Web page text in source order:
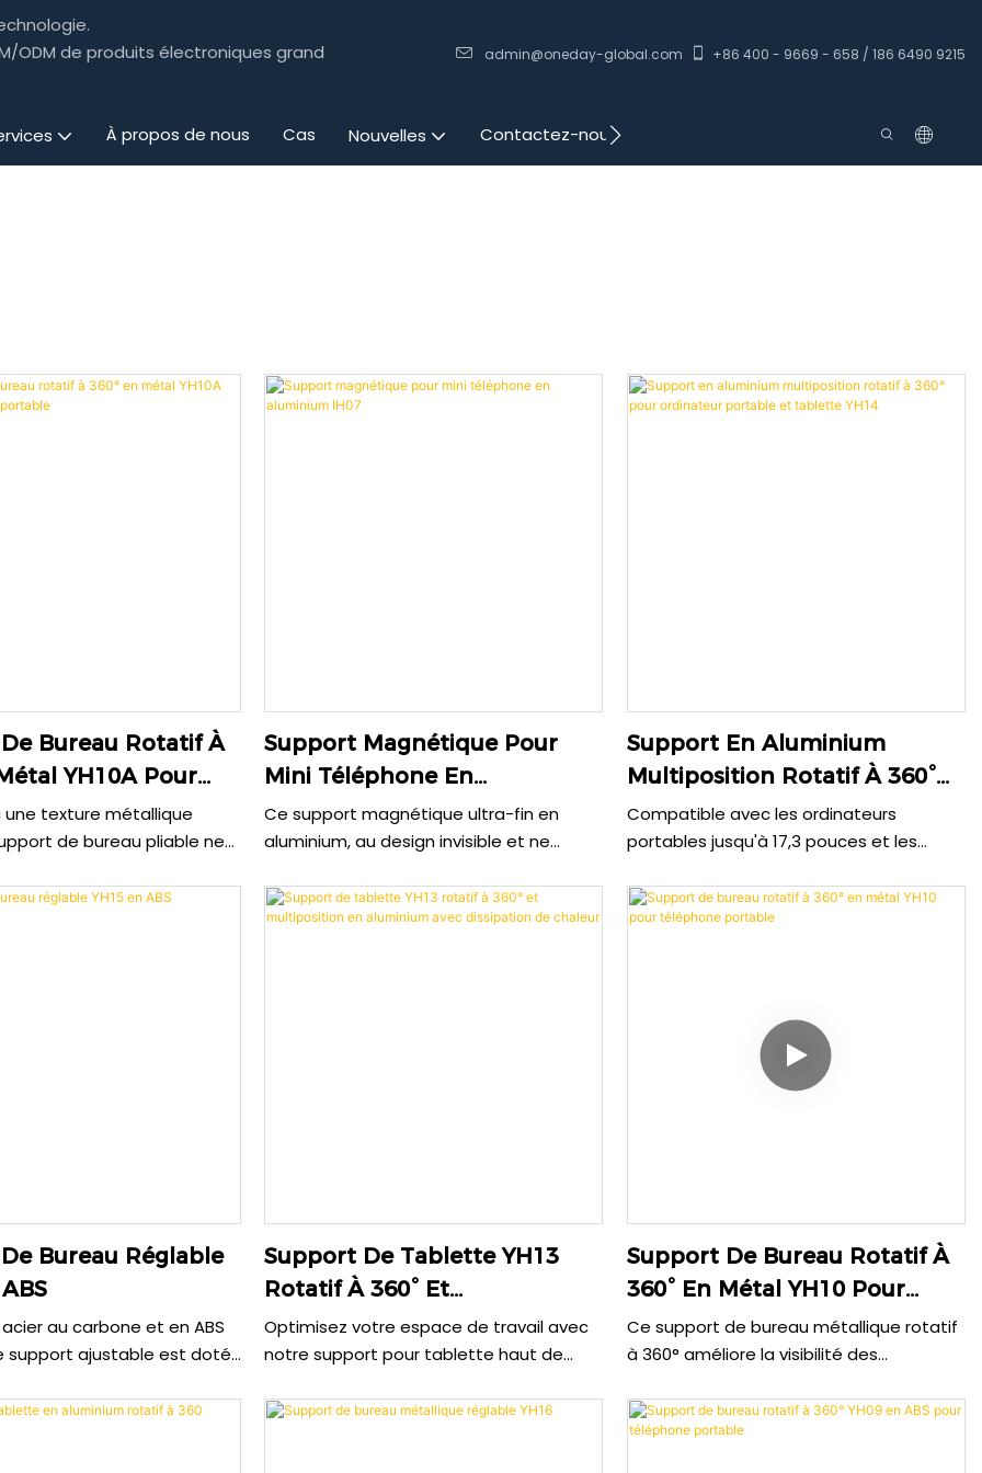
ODM de produits électroniques grand
admin@oneday-global.com +86 400 - 9669 - 658 / 186 6490 9215
À propos de nous Cas Nouvelles Contactez-nous
Bureau Rotatif À
YH10A Pour
Portable
une texture métallique
de bureau pliable ne
sa rotation à 360° vous
Support Magnétique Pour
Mini Téléphone En
Aluminium IH07
Ce support magnétique ultra-fin en
aluminium, au design invisible et ne
les téléphones de 4,7 à 7 pouces grâce
à de puissants aimants. Sa conception
Support En Aluminium
Multiposition Rotatif À 360°
Pour Ordinateur Portable Et
Tablette YH14
Compatible avec les ordinateurs
portables jusqu'à 17,3 pouces et les
rotation à 360° et un réglage d'angle
continu pour une ergonomie optimale.
Bureau Réglable
au carbone et en ABS
support ajustable est doté
métallique avec
variation continue pour un
Support De Tablette YH13
Rotatif À 360° Et
Multiposition En Aluminium
Avec Dissipation De Chaleur
Optimisez votre espace de travail avec
notre support pour tablette haut de
en gel de silice, il supporte les tablettes
Support De Bureau Rotatif À
360° En Métal YH10 Pour
Téléphone Portable
Ce support de bureau métallique rotatif
à 360° améliore la visibilité des
doté de patins en silicone, il prévient les
rayures et assure une excellente